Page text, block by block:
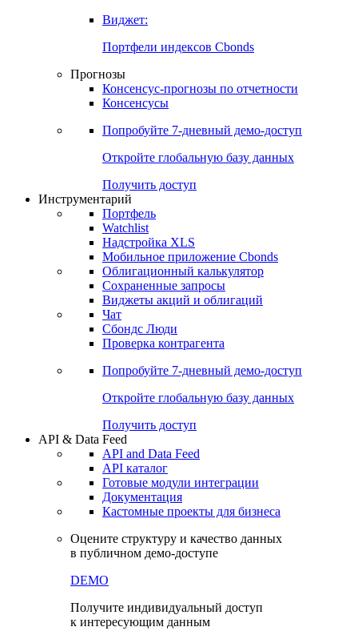
Виджет:
Портфели индексов Cbonds
Прогнозы
Консенсус-прогнозы по отчетности
Консенсусы
Попробуйте 7-дневный демо-доступ
Откройте глобальную базу данных
Получить доступ
Инструментарий
Портфель
Watchlist
Надстройка XLS
Мобильное приложение Cbonds
Облигационный калькулятор
Сохраненные запросы
Виджеты акций и облигаций
Чат
Сбондс Люди
Проверка контрагента
Попробуйте 7-дневный демо-доступ
Откройте глобальную базу данных
Получить доступ
API & Data Feed
API and Data Feed
API каталог
Готовые модули интеграции
Документация
Кастомные проекты для бизнеса
Оцените структуру и качество данных
в публичном демо-доступе
DEMO
Получите индивидуальный доступ
к интересующим данным